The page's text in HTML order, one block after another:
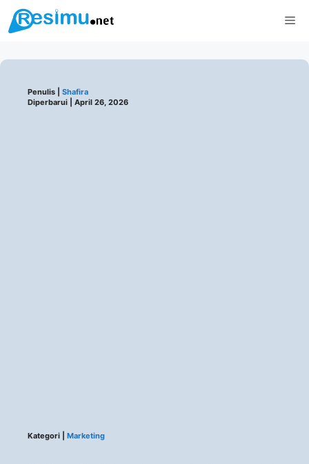
Langsung
ke
Penulis | Shafira
Diperbarui | April 26, 2026
Kategori | Marketing